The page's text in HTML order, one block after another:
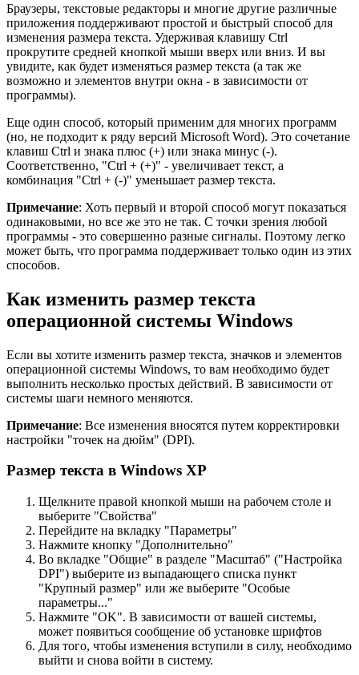
Браузеры, текстовые редакторы и многие другие различные
приложения поддерживают простой и быстрый способ для
изменения размера текста. Удерживая клавишу Ctrl
прокрутите средней кнопкой мыши вверх или вниз. И вы
увидите, как будет изменяться размер текста (а так же
возможно и элементов внутри окна - в зависимости от
программы).
Еще один способ, который применим для многих программ
(но, не подходит к ряду версий Microsoft Word). Это сочетание
клавиш Ctrl и знака плюс (+) или знака минус (-).
Соответственно, "Ctrl + (+)" - увеличивает текст, а
комбинация "Ctrl + (-)" уменьшает размер текста.
Примечание: Хоть первый и второй способ могут показаться
одинаковыми, но все же это не так. С точки зрения любой
программы - это совершенно разные сигналы. Поэтому легко
может быть, что программа поддерживает только один из этих
способов.
Как изменить размер текста
операционной системы Windows
Если вы хотите изменить размер текста, значков и элементов
операционной системы Windows, то вам необходимо будет
выполнить несколько простых действий. В зависимости от
системы шаги немного меняются.
Примечание: Все изменения вносятся путем корректировки
настройки "точек на дюйм" (DPI).
Размер текста в Windows XP
Щелкните правой кнопкой мыши на рабочем столе и
выберите "Свойства"
Перейдите на вкладку "Параметры"
Нажмите кнопку "Дополнительно"
Во вкладке "Общие" в разделе "Масштаб" ("Настройка
DPI") выберите из выпадающего списка пункт
"Крупный размер" или же выберите "Особые
параметры..."
Нажмите "OK". В зависимости от вашей системы,
может появиться сообщение об установке шрифтов
Для того, чтобы изменения вступили в силу, необходимо
выйти и снова войти в систему.